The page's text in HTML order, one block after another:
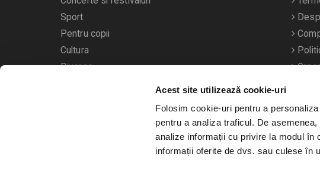
Acest site utilizează cookie-uri
Folosim cookie-uri pentru a
pentru a analiza traficul. De
analize informații cu privire la modul în
informații oferite de dvs. sau culese în
Sport
Pentru copii
Cultura
Diverse
Calendarul evenimentelor